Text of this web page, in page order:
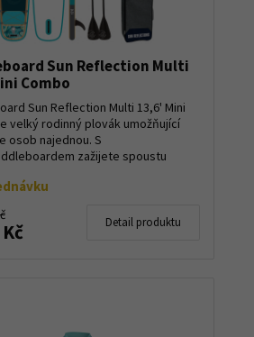
Sun Reflection Multi
Combo
Sun Reflection Multi 13,6' Mini
velký rodinný plovák umožňující
osob najednou. S
zažijete spoustu
Detail produktu